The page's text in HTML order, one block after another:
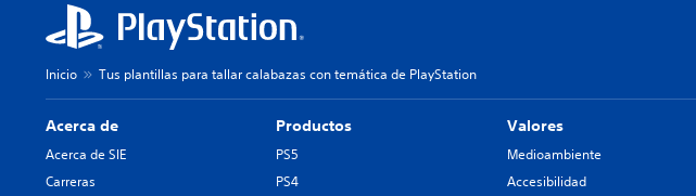
Inicio Tus plantillas para tallar calabazas con temática de PlayStation
Acerca de
Acerca de SIE
Carreras
Productos
PS5
PS4
Valores
Medioambiente
Accesibilidad